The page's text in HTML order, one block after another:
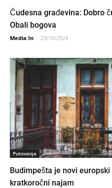
Čudesna građevina: Dobro
Obali bogova
Media In - 23/10/2024
Putovanja
Budimpešta je novi
kratkoročni najam